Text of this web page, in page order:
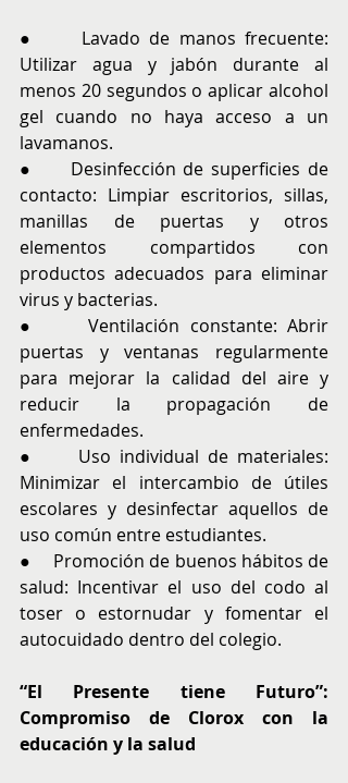
●     Lavado de manos frecuente:
Utilizar agua y jabón durante al
menos 20 segundos o aplicar alcohol
gel cuando no haya acceso a un
lavamanos.
●     Desinfección de superficies de
contacto: Limpiar escritorios, sillas,
manillas de puertas y otros
elementos compartidos con
productos adecuados para eliminar
virus y bacterias.
●     Ventilación constante: Abrir
puertas y ventanas regularmente
para mejorar la calidad del aire y
reducir la propagación de
enfermedades.
●     Uso individual de materiales:
Minimizar el intercambio de útiles
escolares y desinfectar aquellos de
uso común entre estudiantes.
●     Promoción de buenos hábitos de
salud: Incentivar el uso del codo al
toser o estornudar y fomentar el
autocuidado dentro del colegio.
“El Presente tiene Futuro”:
Compromiso de Clorox con la
educación y la salud